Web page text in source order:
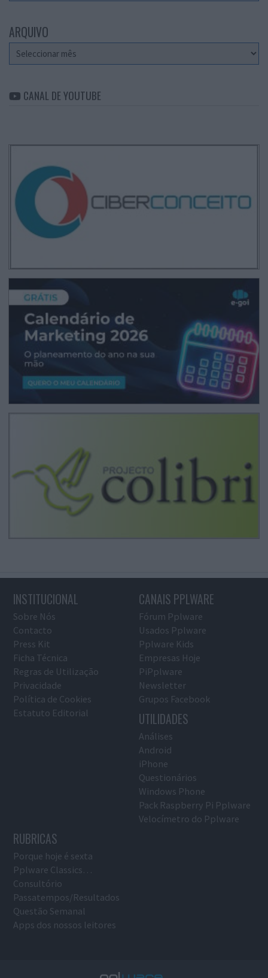
ARQUIVO
Arquivo
CANAL DE YOUTUBE
INSTITUCIONAL
Sobre Nós
Contacto
Press Kit
Ficha Técnica
Regras de Utilização
Privacidade
Política de Cookies
Estatuto Editorial
CANAIS PPLWARE
Fórum Pplware
Usados Pplware
Pplware Kids
Empresas Hoje
PiPplware
Newsletter
Grupos Facebook
UTILIDADES
Análises
Android
iPhone
Questionários
Windows Phone
Pack Raspberry Pi Pplware
Velocímetro do Pplware
RUBRICAS
Porque hoje é sexta
Pplware Classics…
Consultório
Passatempos/Resultados
Questão Semanal
Apps dos nossos leitores